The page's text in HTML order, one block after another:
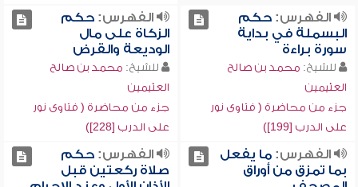
الفهرس:حكم
البسملة في بداية
سورة براءة
للشيخ: محمد بن صالح
العثيمين
جزء من محاضرة ( فتاوى نور
على الدرب [199])
الفهرس:حكم
الزكاة على مال
الوديعة والقرض
للشيخ: محمد بن صالح
العثيمين
جزء من محاضرة ( فتاوى نور
على الدرب [228])
الفهرس:ما يفعل
بما تمزق من أوراق
الفهرس:حكم
صلاة ركعتين قبل